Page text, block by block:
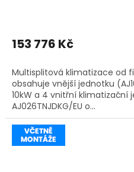
153 776 Kč
Multisplitová klimatizace od
obsahuje vnější jednotku
10kW a 4 vnitřní klimatizační
AJ026TNJDKG/EU o...